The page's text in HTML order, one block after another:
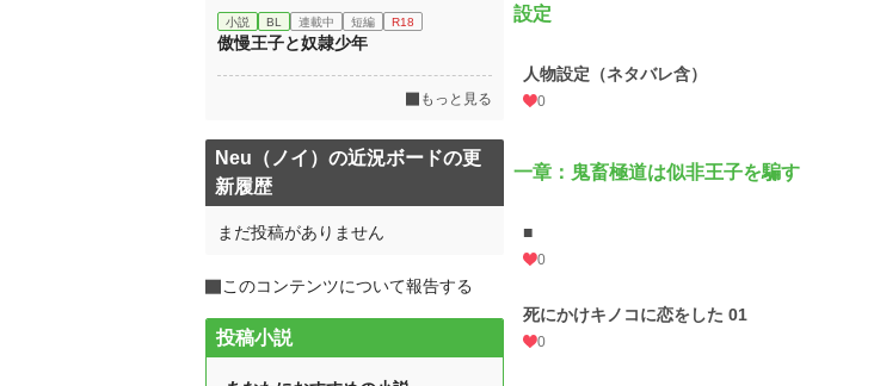
設定
人物設定（ネタバレ含）
0
一章：鬼畜極道は似非王子を騙す
■
0
死にかけキノコに恋をした 01
0
小説 BL 連載中 短編 R18
傲慢王子と奴隷少年
もっと見る
Neu（ノイ）の近況ボードの更
新履歴
まだ投稿がありません
このコンテンツについて報告する
投稿小説